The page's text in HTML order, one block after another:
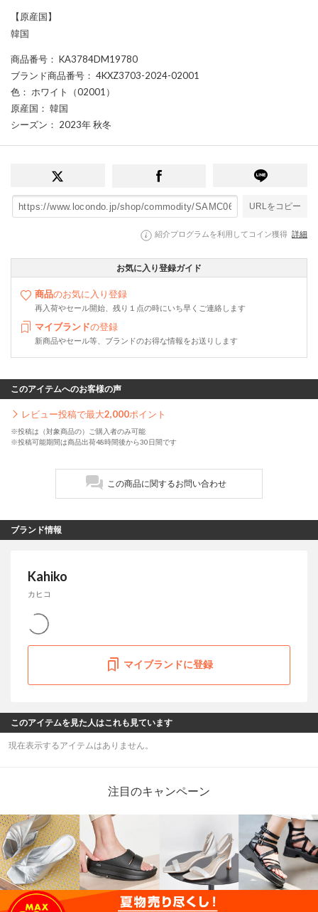
【原産国】
韓国
商品番号 ： KA3784DM19780
ブランド商品番号 ： 4KXZ3703-2024-02001
色 ： ホワイト（02001）
原産国 ： 韓国
シーズン ： 2023年 秋冬
URLをコピー
紹介プログラムを利用してコイン獲得 詳細
お気に入り登録ガイド
商品のお気に入り登録
再入荷やセール開始、残り１点の時にいち早くご連絡します
マイブランドの登録
新商品やセール等、ブランドのお得な情報をお送りします
このアイテムへのお客様の声
レビュー投稿で最大2,000ポイント
※投稿は（対象商品の）ご購入者のみ可能
※投稿可能期間は商品出荷48時間後から30日間です
この商品に関するお問い合わせ
ブランド情報
Kahiko
カヒコ
マイブランドに登録
このアイテムを見た人はこれも見ています
現在表示するアイテムはありません。
注目のキャンペーン